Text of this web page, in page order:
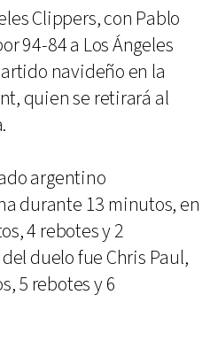
Clippers, con Pablo
94-84 a Los Ángeles
navideño en la
quien se retirará al
argentino
durante 13 minutos, en
4 rebotes y 2
duelo fue Chris Paul,
5 rebotes y 6